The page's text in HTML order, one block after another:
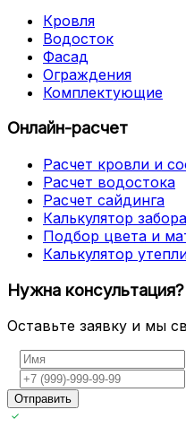
Кровля
Водосток
Фасад
Ограждения
Комплектующие
Онлайн-расчет
Расчет кровли и
Расчет водостока
Расчет сайдинга
Калькулятор забора
Подбор цвета и
Калькулятор
Нужна консультация?
Оставьте заявку и мы
Отправить